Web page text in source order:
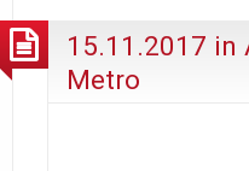
15.11.2017 in
Metro